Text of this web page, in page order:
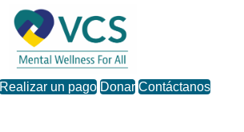
Realizar un pago Donar Contáctanos